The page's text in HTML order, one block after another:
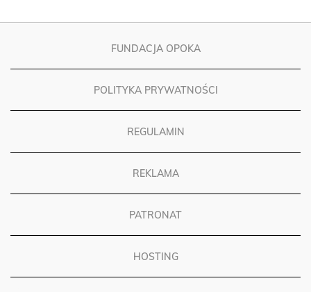
FUNDACJA OPOKA
POLITYKA PRYWATNOŚCI
REGULAMIN
REKLAMA
PATRONAT
HOSTING